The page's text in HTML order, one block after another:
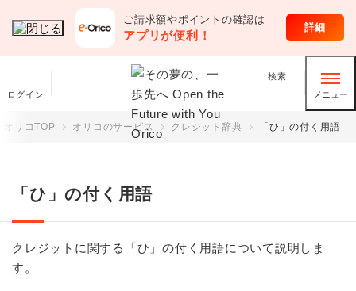
ご請求額やポイントの確認は
アプリが便利！
詳細
ログイン
検索
メニュー
オリコのサービス
オリコTOP オリコのサービス クレジット辞典 「ひ」の付く用語
「ひ」の付く用語
クレジットに関する「ひ」の付く用語について説明しま
す。